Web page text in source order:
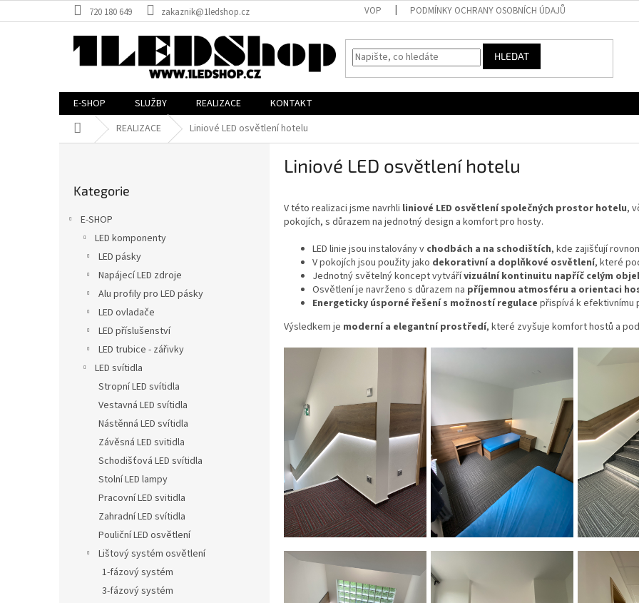
na
720 180 649 zakaznik@1ledshop.cz VOP PODMÍNKY OCHRANY OSOBNÍCH ÚDAJŮ
HLEDAT
E-SHOP SLUŽBY REALIZACE
KONTAKT
Domů REALIZACE Liniové LED osvětlení hotelu
kategorie
Kategorie
E-SHOP
LED komponenty
LED pásky
Napájecí LED zdroje
Alu profily pro LED pásky
LED ovladače
LED příslušenství
LED trubice - zářivky
LED svítidla
Stropní LED svítidla
Vestavná LED svítidla
Nástěnná LED svítidla
Závěsná LED svitidla
Schodišťová LED svítidla
Stolní LED lampy
Pracovní LED svitidla
Zahradní LED svítidla
Pouliční LED osvětlení
Lištový systém osvětlení
1-fázový systém
3-fázový systém
Liniové LED osvětlení hotelu
V této realizaci jsme navrhli liniové LED osvětlení společných prostor hotelu,
pokojích, s důrazem na jednotný design a komfort pro hosty.
LED linie jsou instalovány v chodbách a na schodištích, kde zajišťují
V pokojích jsou použity jako dekorativní a doplňkové osvětlení, které
Jednotný světelný koncept vytvářívizuální kontinuitu napříč celým
Osvětlení je navrženo s důrazem na příjemnou atmosféru a orientaci
Energeticky úsporné řešení s možností regulace přispívá k efektivnímu
Výsledkem je moderní a elegantní prostředí, které zvyšuje komfort hostů a